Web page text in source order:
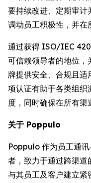
要持续改进、定期审计
调动员工积极性，并在
通过获得 ISO/IEC
可信赖领导者的地位，
牌提供安全、合规且
项认证有助于各类组织
度，同时确保在所有渠
关于 Poppulo
Poppulo 作为员工通
者，致力于通过跨渠道
与其员工及客户建立